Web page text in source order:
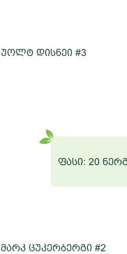
უოლტ დისნეი #3
ფასი: 20
მარკ ცუკერბერგი #2